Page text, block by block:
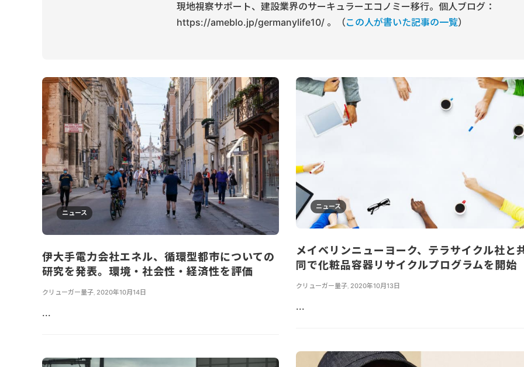
現地視察サポート、建設業界のサーキュラーエコノミー移行。個人ブログ：
https://ameblo.jp/germanylife10/ 。（この人が書いた記事の一覧）
ニュース
伊大手電力会社エネル、循環型都市についての
研究を発表。環境・社会性・経済性を評価
クリューガー量子 2020年10月14日
...
ニュース
メイベリンニューヨーク、テラサイクル社と
同で化粧品容器リサイクルプログラムを開始
クリューガー量子 2020年10月13日
...